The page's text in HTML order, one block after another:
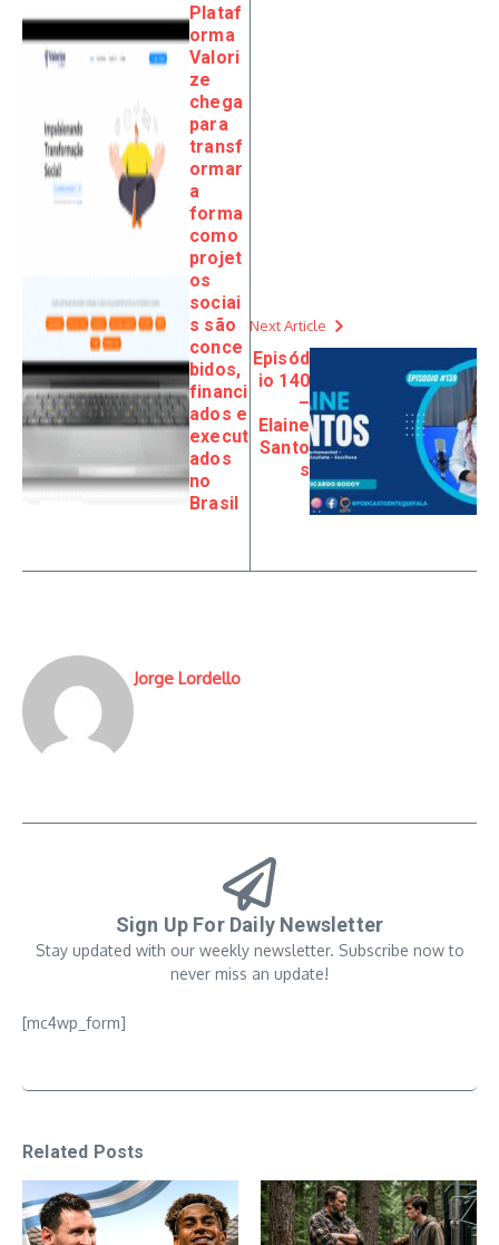
Plataf
orma
Valori
ze
chega
para
transf
ormar
a
forma
como
projet
os
sociai
s são
conce
bidos,
financi
ados e
execut
ados
no
Brasil
Next Article
Episód
io 140
–
Elaine
Santo
s
Jorge Lordello
Sign Up For Daily Newsletter
Stay updated with our weekly newsletter. Subscribe now to
never miss an update!
[mc4wp_form]
Related Posts